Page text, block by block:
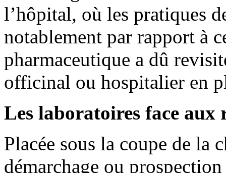
l’hôpital, où les pratiques
notablement par rapport à
pharmaceutique a dû
officinal ou hospitalier en
Les laboratoires face aux
Placée sous la coupe de la
démarchage ou